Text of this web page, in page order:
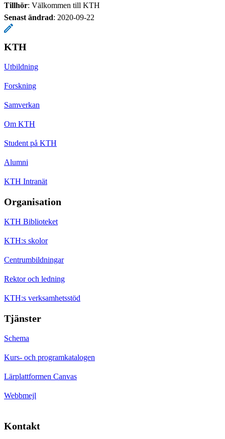
Tillhör: Välkommen till KTH
Senast ändrad: 2020-09-22
KTH
Utbildning
Forskning
Samverkan
Om KTH
Student på KTH
Alumni
KTH Intranät
Organisation
KTH Biblioteket
KTH:s skolor
Centrumbildningar
Rektor och ledning
KTH:s verksamhetsstöd
Tjänster
Schema
Kurs- och programkatalogen
Lärplattformen Canvas
Webbmejl
Kontakt